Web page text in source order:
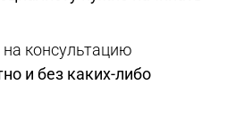
на консультацию
и без каких-либо